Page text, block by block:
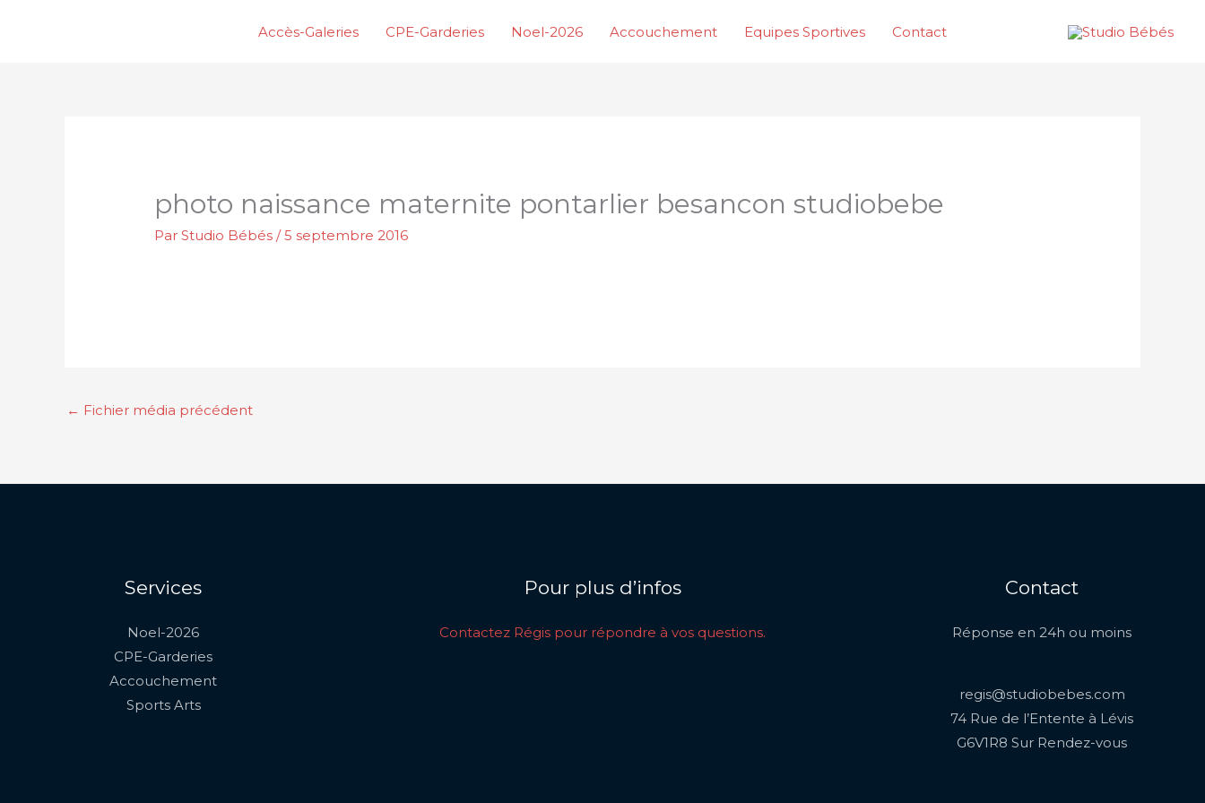
Accès-Galeries CPE-Garderies Noel-2026 Accouchement Equipes Sportives Contact
photo naissance maternite pontarlier besancon studiobebe
ParStudio Bébés/5 septembre 2016
← Fichier média précédent
Services
Noel-2026
CPE-Garderies
Accouchement
Sports Arts
Pour plus d’infos
Contactez Régis pour répondre à vos questions.
Contact
Réponse en 24h ou moins
regis@studiobebes.com
74 Rue de l’Entente à Lévis
G6V1R8 Sur Rendez-vous